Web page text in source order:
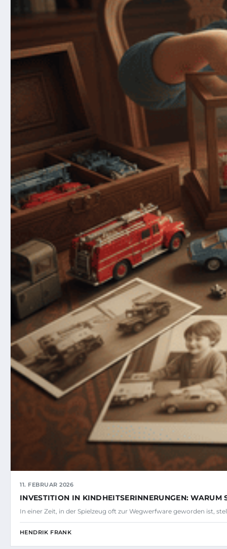
11. FEBRUAR 2026
INVESTITION IN KINDHEITSERINNERUNGEN: WARUM
In einer Zeit, in der Spielzeug oft zur Wegwerfware geworden ist,
HENDRIK FRANK